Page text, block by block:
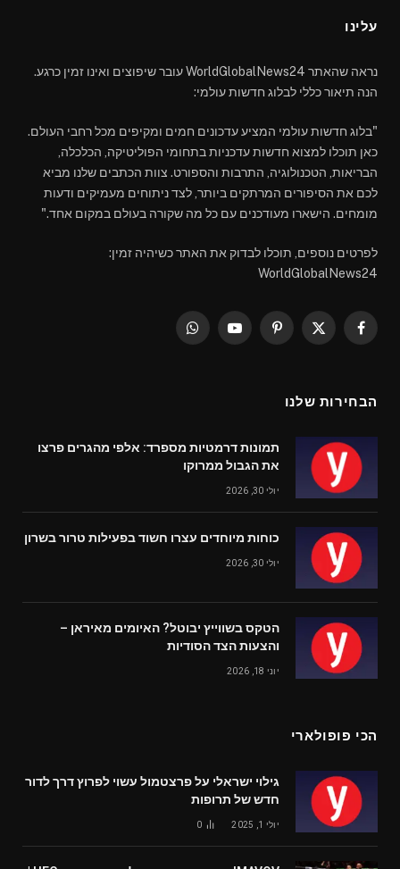
עלינו
נראה שהאתר WorldGlobalNews24 עובר שיפוצים ואינו זמין כרגע.
הנה תיאור כללי לבלוג חדשות עולמי:
"בלוג חדשות עולמי המציע עדכונים חמים ומקיפים מכל רחבי העולם.
כאן תוכלו למצוא חדשות עדכניות בתחומי הפוליטיקה, הכלכלה,
הבריאות, הטכנולוגיה, התרבות והספורט. צוות הכתבים שלנו מביא
לכם את הסיפורים המרתקים ביותר, לצד ניתוחים מעמיקים ודעות
מומחים. הישארו מעודכנים עם כל מה שקורה בעולם במקום אחד."
לפרטים נוספים, תוכלו לבדוק את האתר כשיהיה זמין:
WorldGlobalNews24
Facebook
X
Pinterest
YouTube
WhatsApp
הבחירות שלנו
תמונות דרמטיות מספרד: אלפי מהגרים פרצו
את הגבול ממרוקו
יולי 30, 2026
כוחות מיוחדים עצרו חשוד בפעילות טרור בשרון
יולי 30, 2026
הטקס בשווייץ יבוטל? האיומים מאיראן –
והצעות הצד הסודיות
יוני 18, 2026
הכי פופולארי
גילוי ישראלי על פרצטמול עשוי לפרוץ דרך לדור
חדש של תרופות
יולי 1, 2025 0